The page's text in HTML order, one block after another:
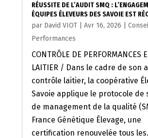
RÉUSSITE DE L’AUDIT SMQ :
ÉQUIPES ÉLEVEURS DES SAVOIE EST
par David VIOT| Avr 16, 2026
Performances
CONTRÔLE DE PERFORMANCES
LAITIER / Dans le cadre de son
contrôle laitier, la coopérative
Savoie applique le protocole de
de management de la qualité
France Génétique Élevage, une
certification renouvelée tous